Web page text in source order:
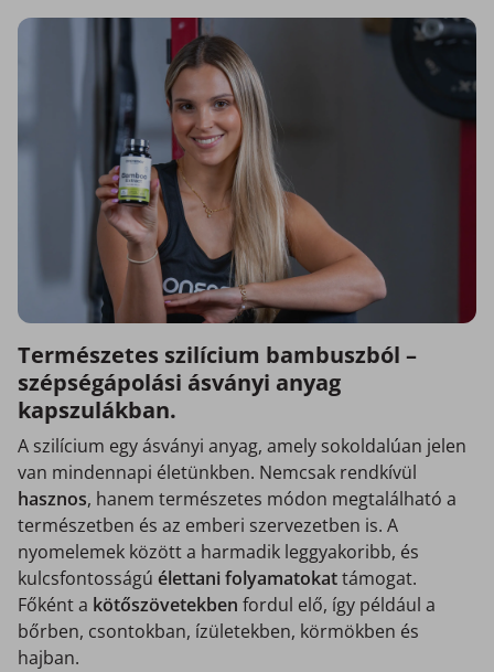
Természetes szilícium bambuszból –
szépségápolási ásványi anyag
kapszulákban.
A szilícium egy ásványi anyag, amely sokoldalúan jelen
van mindennapi életünkben. Nemcsak rendkívül
hasznos, hanem természetes módon megtalálható a
természetben és az emberi szervezetben is. A
nyomelemek között a harmadik leggyakoribb, és
kulcsfontosságú élettanifolyamatokattámogat.
Főként a kötőszövetekben fordul elő, így például a
bőrben, csontokban, ízületekben, körmökben és
hajban.